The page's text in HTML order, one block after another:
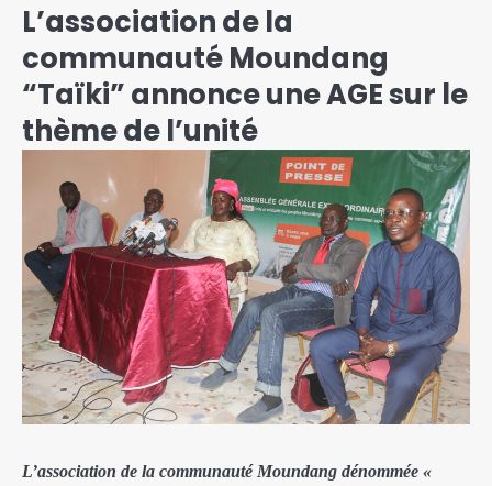
L’association de la
communauté Moundang
“Taïki” annonce une AGE sur le
thème de l’unité
L’association de la communauté Moundang dénommée «